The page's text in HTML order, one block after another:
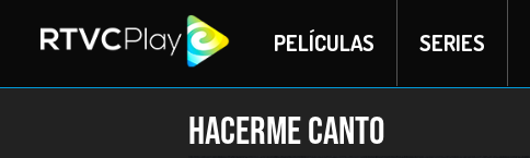
PELÍCULAS SERIES
Hacerme canto